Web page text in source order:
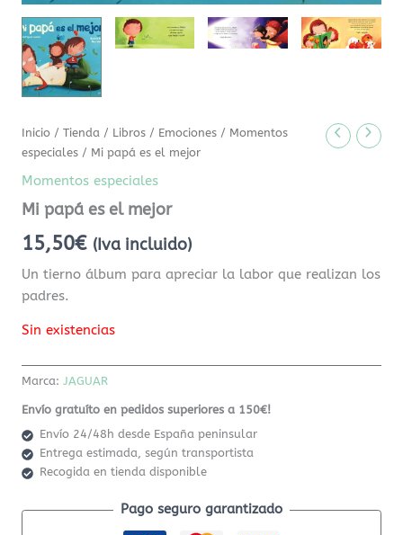
Inicio /Tienda / Libros / Emociones / Momentos
especiales / Mi papá es el mejor
Momentos especiales
Mi papá es el mejor
15,50€ (Iva incluido)
Un tierno álbum para apreciar la labor que realizan los
padres.
Sin existencias
Marca:JAGUAR
Envío gratuíto en pedidos superiores a 150€!
Envío 24/48h desde España peninsular
Entrega estimada, según transportista
Recogida en tienda disponible
Pago seguro garantizado